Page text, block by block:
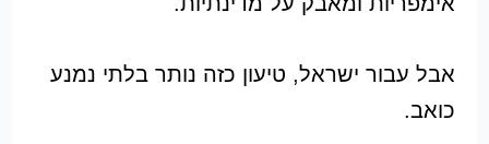
אבל עבור ישראל, טיעון כזה נותר בלתי נמנע
כואב.